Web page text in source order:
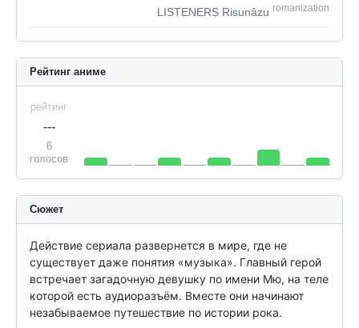
LISTENERS Risunâzu romanization
Рейтинг аниме
рейтинг
---
6
голосов
Сюжет
Действие сериала развернется в мире, где не
существует даже понятия «музыка». Главный герой
встречает загадочную девушку по имени Мю, на теле
которой есть аудиоразъём. Вместе они начинают
незабываемое путешествие по истории рока.